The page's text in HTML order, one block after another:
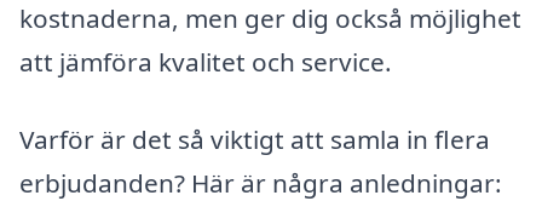
kostnaderna, men ger dig också möjlighet
att jämföra kvalitet och service.
Varför är det så viktigt att samla in flera
erbjudanden? Här är några anledningar: